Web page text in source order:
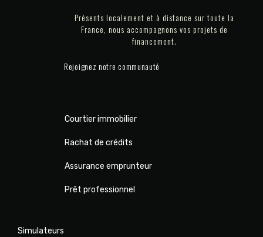
Présents localement et à distance sur toute la
France, nous accompagnons vos projets de
financement.
Rejoignez notre communauté
Courtier immobilier
Rachat de crédits
Assurance emprunteur
Prêt professionnel
Simulateurs